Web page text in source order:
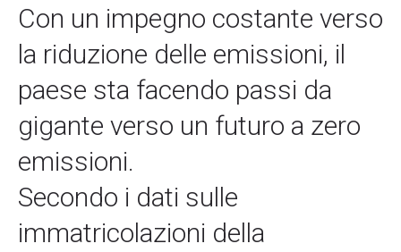
Con un impegno costante verso
la riduzione delle emissioni, il
paese sta facendo passi da
gigante verso un futuro a zero
emissioni.
Secondo i dati sulle
immatricolazioni della